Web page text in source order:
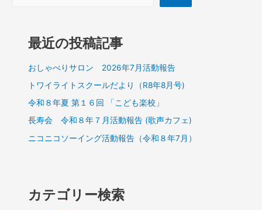
最近の投稿記事
おしゃべりサロン 2026年7月活動報告
トワイライトスクールだより（R8年8月号)
令和８年夏 第１６回 「こども楽校」
長寿会 令和８年７月活動報告 (歌声カフェ)
ニコニコソーイング活動報告（令和８年7月）
カテゴリー検索